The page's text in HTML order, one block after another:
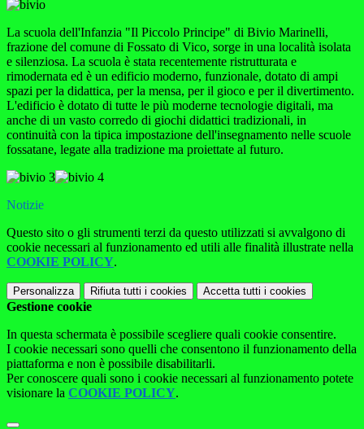
La scuola dell'Infanzia "Il Piccolo Principe" di Bivio Marinelli,
frazione del comune di Fossato di Vico, sorge in una località isolata
e silenziosa. La scuola è stata recentemente ristrutturata e
rimodernata ed è un edificio moderno, funzionale, dotato di ampi
spazi per la didattica, per la mensa, per il gioco e per il divertimento.
L'edificio è dotato di tutte le più moderne tecnologie digitali, ma
anche di un vasto corredo di giochi didattici tradizionali, in
continuità con la tipica impostazione dell'insegnamento nelle scuole
fossatane, legate alla tradizione ma proiettate al futuro.
Notizie
Questo sito o gli strumenti terzi da questo utilizzati si avvalgono di
cookie necessari al funzionamento ed utili alle finalità illustrate nella
COOKIE POLICY.
Personalizza Rifiuta tutti i cookies Accetta tutti i cookies
Gestione cookie
In questa schermata è possibile scegliere quali cookie consentire.
I cookie necessari sono quelli che consentono il funzionamento della
piattaforma e non è possibile disabilitarli.
Per conoscere quali sono i cookie necessari al funzionamento potete
visionare la COOKIE POLICY.